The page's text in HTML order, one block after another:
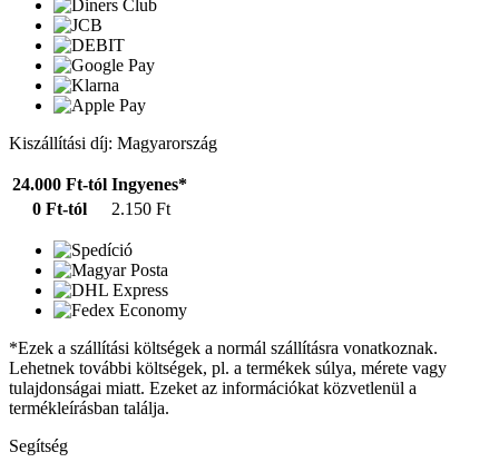
Kiszállítási díj: Magyarország
24.000 Ft-tól Ingyenes*
0 Ft-tól
2.150 Ft
*Ezek a szállítási költségek a normál szállításra vonatkoznak.
Lehetnek további költségek, pl. a termékek súlya, mérete vagy
tulajdonságai miatt. Ezeket az információkat közvetlenül a
termékleírásban találja.
Segítség